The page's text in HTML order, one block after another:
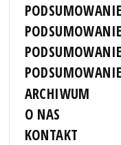
ARCHIWUM
O NAS
KONTAKT